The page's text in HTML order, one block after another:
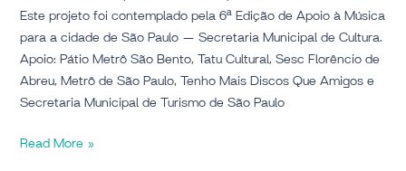
Este projeto foi contemplado pela 6ª Edição de Apoio à Música
para a cidade de São Paulo — Secretaria Municipal de Cultura.
Apoio: Pátio Metrô São Bento, Tatu Cultural, Sesc Florêncio de
Abreu, Metrô de São Paulo, Tenho Mais Discos Que Amigos e
Secretaria Municipal de Turismo de São Paulo
Read More »